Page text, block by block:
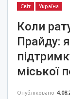
Світ Україна
Коли
Прайду:
міської
Опубліковано